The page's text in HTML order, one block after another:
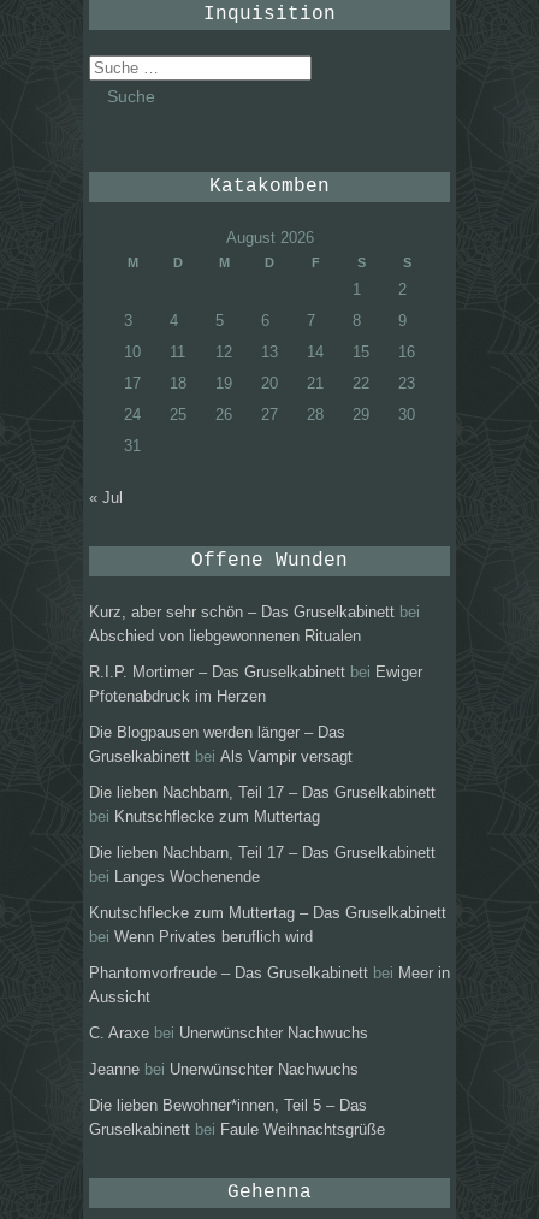
Inquisition
Suche
nach:
Katakomben
August 2026
M D M D F S S
1
2
3
4 5 6 7 8
9
10
11 12 13 14 15
16
17
18 19 20 21 22
23
24
25 26 27 28 29
30
31
« Jul
Offene Wunden
Kurz, aber sehr schön – Das Gruselkabinett bei
Abschied von liebgewonnenen Ritualen
R.I.P. Mortimer – Das Gruselkabinett bei Ewiger
Pfotenabdruck im Herzen
Die Blogpausen werden länger – Das
Gruselkabinett bei Als Vampir versagt
Die lieben Nachbarn, Teil 17 – Das Gruselkabinett
bei Knutschflecke zum Muttertag
Die lieben Nachbarn, Teil 17 – Das Gruselkabinett
bei Langes Wochenende
Knutschflecke zum Muttertag – Das Gruselkabinett
bei Wenn Privates beruflich wird
Phantomvorfreude – Das Gruselkabinett bei Meer in
Aussicht
C. Araxe bei Unerwünschter Nachwuchs
Jeanne bei Unerwünschter Nachwuchs
Die lieben Bewohner*innen, Teil 5 – Das
Gruselkabinett bei Faule Weihnachtsgrüße
Gehenna